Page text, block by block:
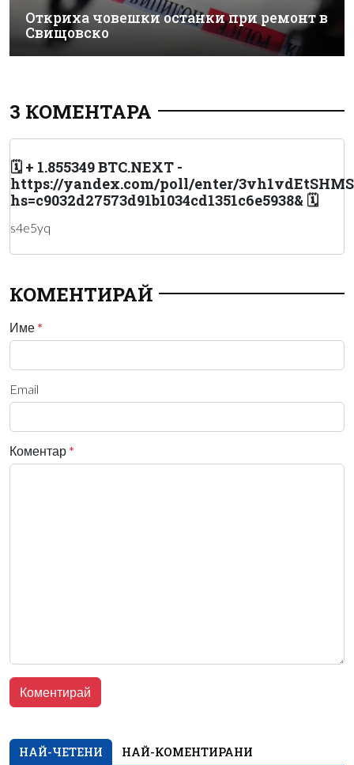
Откриха човешки останки при ремонт в
Свищовско
3 КОМЕНТАРА
🗓 + 1.855349 BTC.NEXT -
https://yandex.com/poll/enter/
hs=c9032d27573d91b1034cd1351c6e5938& 🗓
s4e5yq
КОМЕНТИРАЙ
Име *
Email
Коментар *
НАЙ-ЧЕТЕНИ НАЙ-КОМЕНТИРАНИ